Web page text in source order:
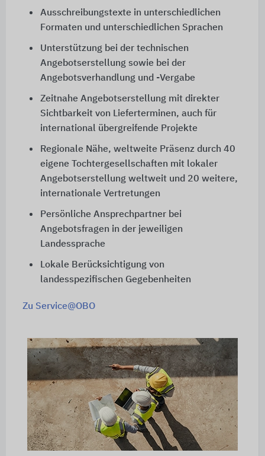
Ausschreibungstexte in unterschiedlichen
Formaten und unterschiedlichen Sprachen
Unterstützung bei der technischen
Angebotserstellung sowie bei der
Angebotsverhandlung und -Vergabe
Zeitnahe Angebotserstellung mit direkter
Sichtbarkeit von Lieferterminen, auch für
international übergreifende Projekte
Regionale Nähe, weltweite Präsenz durch 40
eigene Tochtergesellschaften mit lokaler
Angebotserstellung weltweit und 20 weitere,
internationale Vertretungen
Persönliche Ansprechpartner bei
Angebotsfragen in der jeweiligen
Landessprache
Lokale Berücksichtigung von
landesspezifischen Gegebenheiten
Zu Service@OBO